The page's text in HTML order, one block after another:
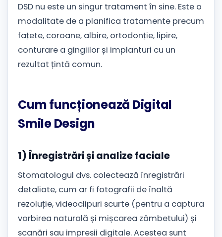
DSD nu este un singur tratament în sine. Este o
modalitate de a planifica tratamente precum
fațete, coroane, albire, ortodonție, lipire,
conturare a gingiilor și implanturi cu un
rezultat țintă comun.
Cum funcționează Digital
Smile Design
1) Înregistrări și analize faciale
Stomatologul dvs. colectează înregistrări
detaliate, cum ar fi fotografii de înaltă
rezoluție, videoclipuri scurte (pentru a captura
vorbirea naturală și mișcarea zâmbetului) și
scanări sau impresii digitale. Acestea sunt